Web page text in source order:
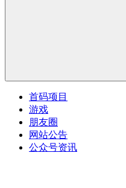
首码项目
游戏
朋友圈
网站公告
公众号资讯